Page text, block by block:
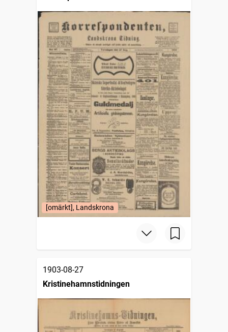
[omärkt], Landskrona
1903-08-27
Kristinehamnstidningen